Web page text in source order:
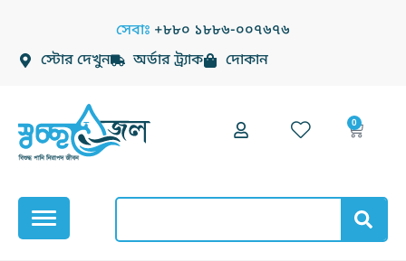
content
সেবাঃ +৮৮০ ১৮৮৬-০০৭৬৭৬
স্টোর দেখুন
অর্ডার ট্র্যাক দোকান
0
Cart